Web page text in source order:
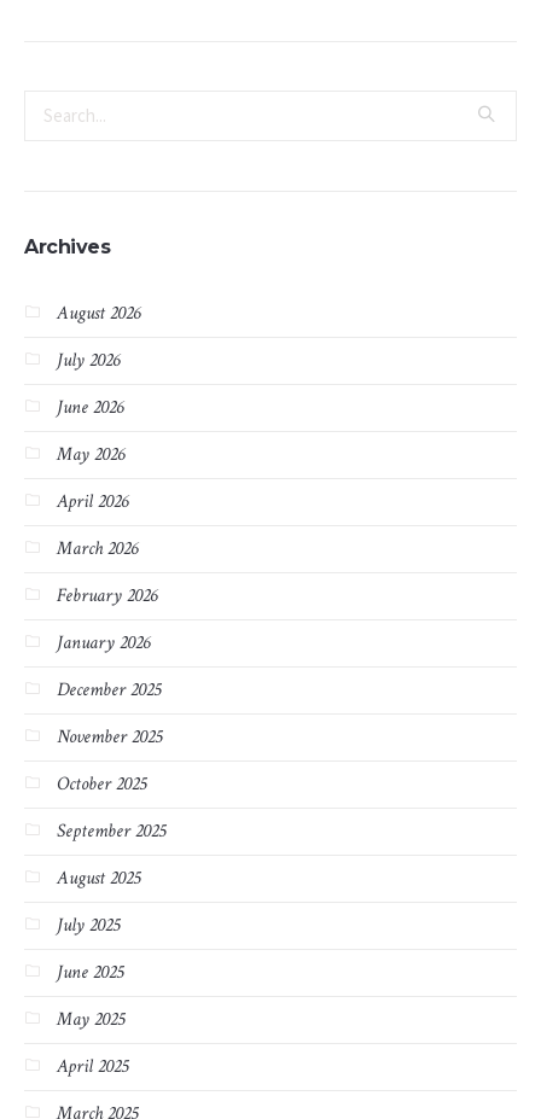
Archives
August 2026
July 2026
June 2026
May 2026
April 2026
March 2026
February 2026
January 2026
December 2025
November 2025
October 2025
September 2025
August 2025
July 2025
June 2025
May 2025
April 2025
March 2025